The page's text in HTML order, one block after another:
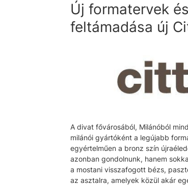
Új formatervek
feltámadása új
A divat fővárosából, Milánóból
milánói gyártóként a legújabb
egyértelműen a bronz szín
azonban gondolnunk, hanem
a mostani visszafogott bézs,
az asztalra, amelyek közül akár